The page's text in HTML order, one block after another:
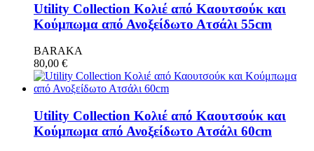
Utility Collection Κολιέ από Καουτσούκ και
Κούμπωμα από Ανοξείδωτο Ατσάλι 55cm
BARAKA
80,00 €
Utility Collection Κολιέ από Καουτσούκ και
Κούμπωμα από Ανοξείδωτο Ατσάλι 60cm